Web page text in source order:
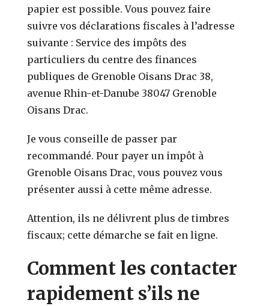
papier est possible. Vous pouvez faire
suivre vos déclarations fiscales à l’adresse
suivante : Service des impôts des
particuliers du centre des finances
publiques de Grenoble Oisans Drac 38,
avenue Rhin-et-Danube 38047 Grenoble
Oisans Drac.
Je vous conseille de passer par
recommandé. Pour payer un impôt à
Grenoble Oisans Drac, vous pouvez vous
présenter aussi à cette même adresse.
Attention, ils ne délivrent plus de timbres
fiscaux; cette démarche se fait en ligne.
Comment les contacter
rapidement s’ils ne